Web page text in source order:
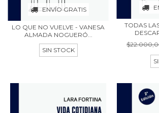
ENVÍO GRATIS
LO QUE NO VUELVE - VANESA
ALMADA NOGUERÓ...
SIN STOCK
TODAS